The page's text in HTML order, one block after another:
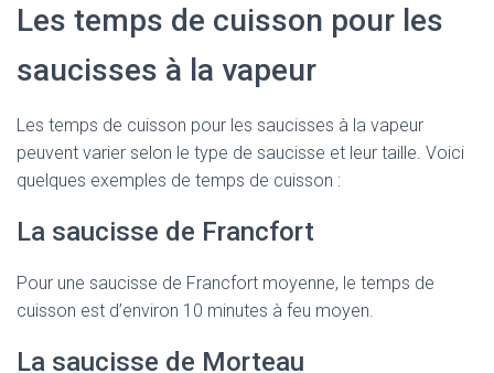
Les temps de cuisson pour les
saucisses à la vapeur
Les temps de cuisson pour les saucisses à la vapeur
peuvent varier selon le type de saucisse et leur taille. Voici
quelques exemples de temps de cuisson :
La saucisse de Francfort
Pour une saucisse de Francfort moyenne, le temps de
cuisson est d’environ 10 minutes à feu moyen.
La saucisse de Morteau